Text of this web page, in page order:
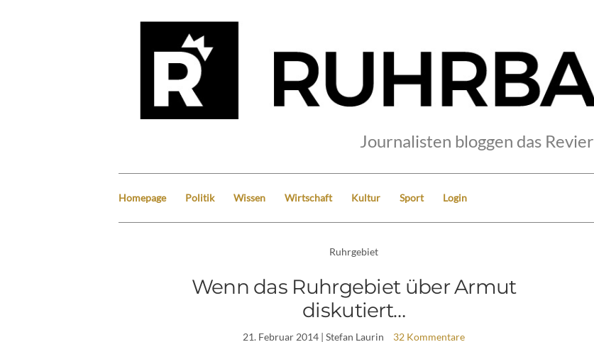
Journalisten bloggen das Revier
Homepage Politik Wissen Wirtschaft Kultur Sport Login
Ruhrgebiet
Wenn das Ruhrgebiet über Armut
diskutiert…
21. Februar 2014 | Stefan Laurin 32 Kommentare